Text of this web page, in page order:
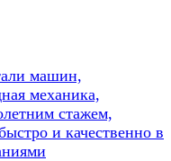
машин,
механика,
стажем,
и качественно в